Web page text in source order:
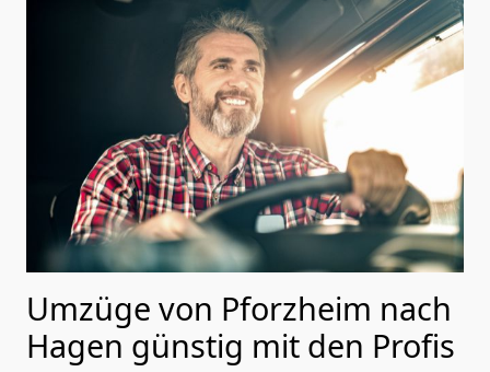
Umzüge von Pforzheim nach
Hagen günstig mit den Profis